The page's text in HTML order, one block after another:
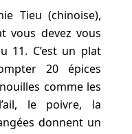
Tieu (chinoise),
vous devez vous
11. C’est un plat
20 épices
comme les
le poivre, la
donnent un